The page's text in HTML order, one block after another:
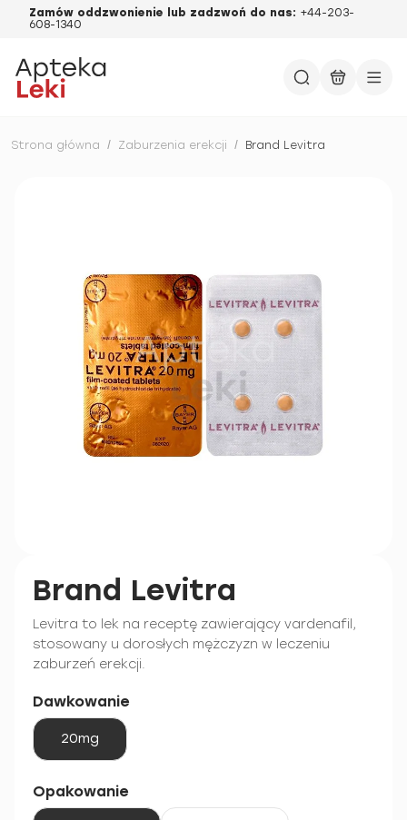
Zamów oddzwonienie lub zadzwoń do nas: +44-203-
608-1340
Strona główna / Zaburzenia erekcji / Brand Levitra
Brand Levitra
Levitra to lek na receptę zawierający vardenafil,
stosowany u dorosłych mężczyzn w leczeniu
zaburzeń erekcji.
Dawkowanie
20mg
Opakowanie